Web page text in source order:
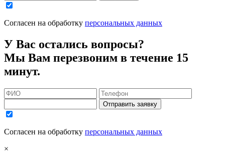
Согласен на обработку персональных данных
У Вас остались вопросы?
Мы Вам перезвоним в течение 15
минут.
Отправить заявку
Согласен на обработку персональных данных
×